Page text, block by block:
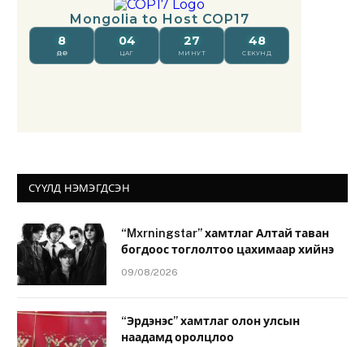
СҮҮЛД НЭМЭГДСЭН
“Mxrningstar” хамтлаг Алтай таван
богдоос тоглолтоо цахимаар хийнэ
09/08/2026
“Эрдэнэс” хамтлаг олон улсын
наадамд оролцлоо